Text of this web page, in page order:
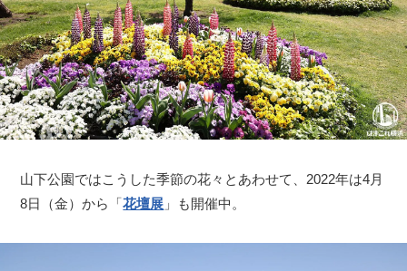
山下公園ではこうした季節の花々とあわせて、2022年は4月
8日（金）から「花壇展 」も開催中。